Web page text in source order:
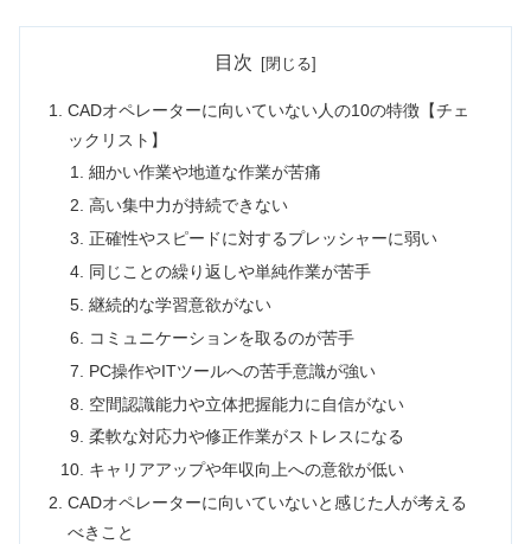
目次
CADオペレーターに向いていない人の10の特徴【チェ
ックリスト】
細かい作業や地道な作業が苦痛
高い集中力が持続できない
正確性やスピードに対するプレッシャーに弱い
同じことの繰り返しや単純作業が苦手
継続的な学習意欲がない
コミュニケーションを取るのが苦手
PC操作やITツールへの苦手意識が強い
空間認識能力や立体把握能力に自信がない
柔軟な対応力や修正作業がストレスになる
キャリアアップや年収向上への意欲が低い
CADオペレーターに向いていないと感じた人が考える
べきこと